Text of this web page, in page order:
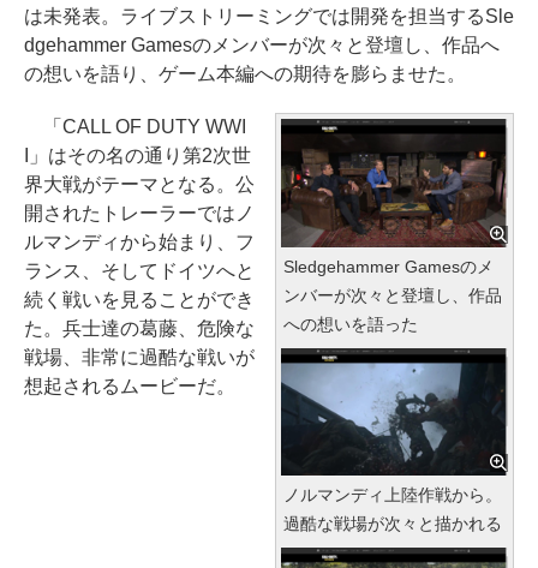
は未発表。ライブストリーミングでは開発を担当するSle
dgehammer Gamesのメンバーが次々と登壇し、作品へ
の想いを語り、ゲーム本編への期待を膨らませた。
Sledgehammer Gamesのメ
ンバーが次々と登壇し、作品
への想いを語った
ノルマンディ上陸作戦から。
過酷な戦場が次々と描かれる
「CALL OF DUTY WWI
I」はその名の通り第2次世
界大戦がテーマとなる。公
開されたトレーラーではノ
ルマンディから始まり、フ
ランス、そしてドイツへと
続く戦いを見ることができ
た。兵士達の葛藤、危険な
戦場、非常に過酷な戦いが
想起されるムービーだ。